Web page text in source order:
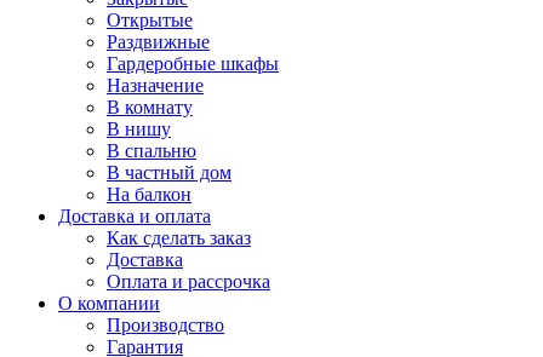
Открытые
Раздвижные
Гардеробные шкафы
Назначение
В комнату
В нишу
В спальню
В частный дом
На балкон
Доставка и оплата
Как сделать заказ
Доставка
Оплата и рассрочка
О компании
Производство
Гарантия